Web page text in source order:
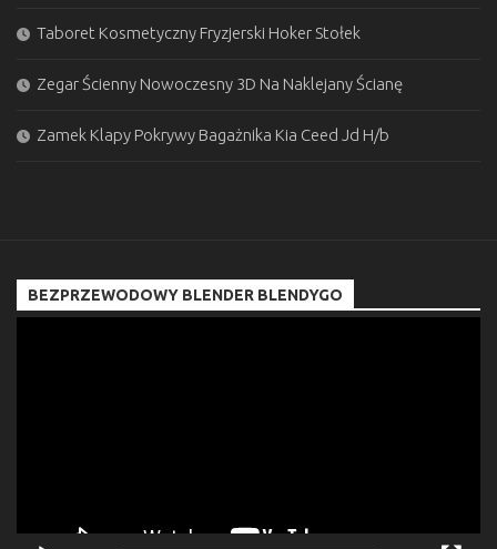
Taboret Kosmetyczny Fryzjerski Hoker Stołek
Zegar Ścienny Nowoczesny 3D Na Naklejany Ścianę
Zamek Klapy Pokrywy Bagażnika Kia Ceed Jd H/b
BEZPRZEWODOWY BLENDER BLENDYGO